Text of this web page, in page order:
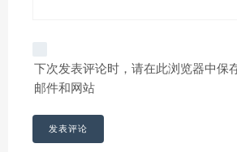
下次发表评论时，请在此浏览器中保
邮件和网站